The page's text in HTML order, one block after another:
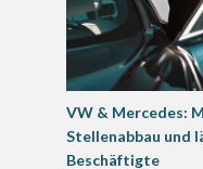
VW & Mercedes:
Stellenabbau und
Beschäftigte